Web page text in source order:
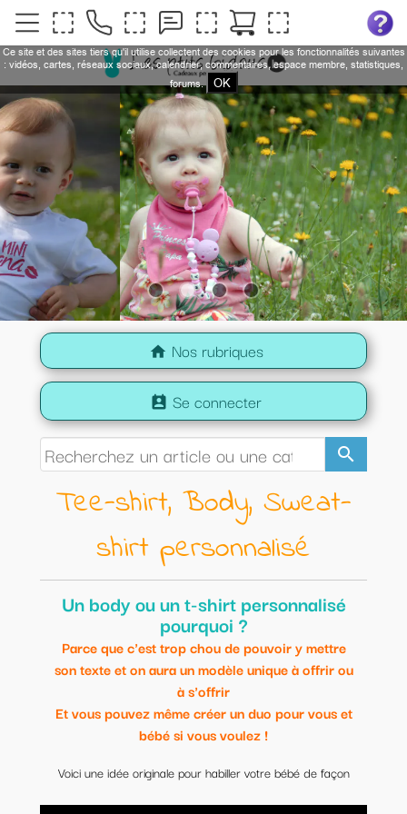
home Nos rubriques
search
perm_contact_calendar Se connecter
Tee-shirt, Body, Sweat-
shirt personnalisé
Un body ou un t-shirt personnalisé
pourquoi ?
Parce que c'est trop chou de pouvoir y mettre
son texte et on aura un modèle unique à offrir ou
à s'offrir
Et vous pouvez même créer un duo pour vous et
bébé si vous voulez !
Voici une idée originale pour habiller votre bébé de façon
Modèles uniques et personnalisables.
Ce site et des sites tiers qu'il utilise collectent des cookies pour les fonctionnalités suivantes
: vidéos, cartes, réseaux sociaux, calendrier, commentaires, espace membre, statistiques,
forums.
OK